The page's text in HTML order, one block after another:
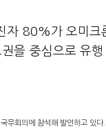
80%가 오미크
을 중심으로 유
무회의에 참석해 발언하고 있